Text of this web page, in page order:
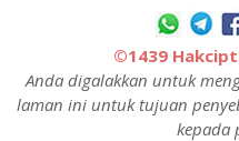
©1439
Anda digalakkan untuk
laman ini untuk tujuan
kepada